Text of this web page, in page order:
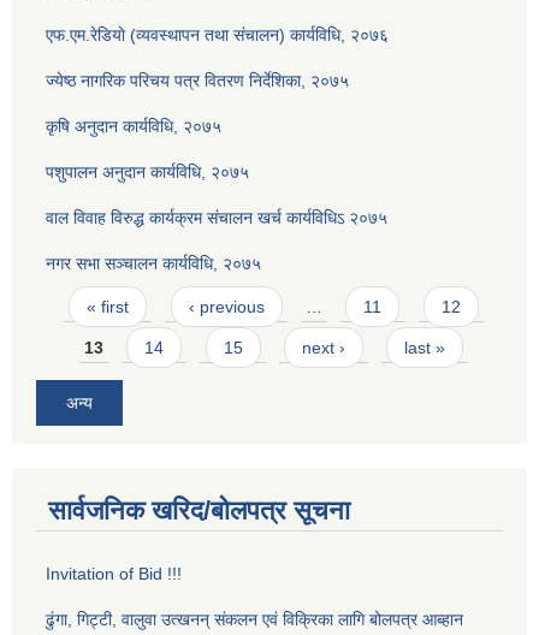
एफ.एम.रेडियाे (व्यवस्थापन तथा संचालन) कार्यविधि, २०७६
ज्येष्ठ नागरिक परिचय पत्र वितरण निर्देशिका, २०७५
कृषि अनुदान कार्यविधि, २०७५
पशुपालन अनुदान कार्यविधि, २०७५
वाल विवाह विरुद्ध कार्यक्रम संचालन खर्च कार्यविधिऽ २०७५
नगर सभा सञ्चालन कार्यविधि, २०७५
Pages
« first ‹ previous 11 12
13 14 15 next › last »
अन्य
सार्वजनिक खरिद/बोलपत्र सूचना
Invitation of Bid !!!
ढुंगा, गिट्टी, वालुवा उत्खनन् संकलन एवं विक्रिका लागि बोलपत्र आब्हान